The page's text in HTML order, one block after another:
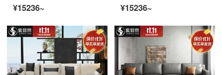
¥15236~
¥15236~